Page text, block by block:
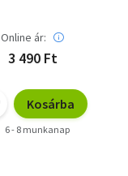
Online ár:
3 490 Ft
Kosárba
6 - 8 munkanap